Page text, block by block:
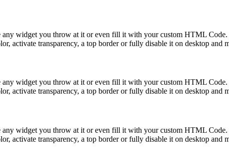
widget you throw at it or even fill it with your custom HTML
activate transparency, a top border or fully disable it on desktop and
widget you throw at it or even fill it with your custom HTML
activate transparency, a top border or fully disable it on desktop and
widget you throw at it or even fill it with your custom HTML
activate transparency, a top border or fully disable it on desktop and